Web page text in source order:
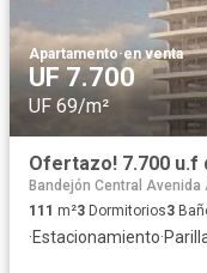
Apartamento·en venta
UF 7.700
UF 69/m²
Bandejón Central
111 m²3 Dormitorios3
·Estacionamiento·